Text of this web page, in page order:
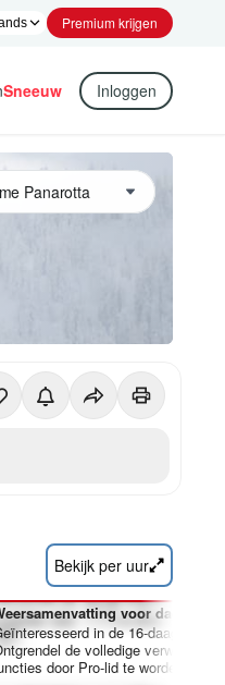
Premium krijgen
Sneeuw Inloggen
Bekijk per uur
voor dagen 7-
in de 16-daagse
de volledige
door Pro-lid te worden.